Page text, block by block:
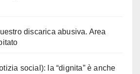
discarica abusiva. Area
social): la “dignita” è anche